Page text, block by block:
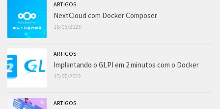
ARTIGOS
NextCloud com Docker Composer
16/06/2023
ARTIGOS
Implantando o GLPI em 2 minutos com o Docker
15/07/2022
ARTIGOS